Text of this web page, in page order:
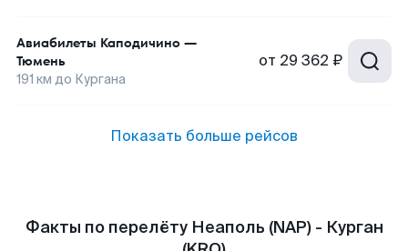
Авиабилеты Каподичино —
Тюмень
191 км до Кургана
от 29 362 ₽
Показать больше рейсов
Факты по перелёту Неаполь (NAP) - Курган